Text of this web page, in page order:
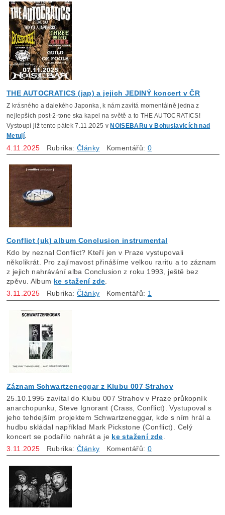
THE AUTOCRATICS (jap) a jejich JEDINÝ koncert v ČR
Z krásného a dalekého Japonka, k nám zavítá momentálně jedna z
nejlepších post-2-tone ska kapel na světě a to THE AUTOCRATICS!
Vystoupí již tento pátek 7.11.2025 vNOISEBARu v Bohuslavicích nad
Metují
4.11.2025 Rubrika:Články Komentářů: 0
Conflict (uk) album Conclusion instrumental
Kdo by neznal Conflict? Kteří jen v Praze vystupovali
několikrát. Pro zajímavost přinášíme velkou raritu a to záznam
z jejich nahrávání alba Conclusion z roku 1993, ještě bez
zpěvu. Album ke stažení zde.
3.11.2025 Rubrika:Články Komentářů: 1
Záznam Schwartzeneggar z Klubu 007 Strahov
25.10.1995 zavítal do Klubu 007 Strahov v Praze průkopník
anarchopunku, Steve Ignorant (Crass, Conflict). Vystupoval s
jeho tehdejším projektem Schwartzeneggar, kde s ním hrál a
hudbu skládal například Mark Pickstone (Conflict). Celý
koncert se podařilo nahrát a je ke stažení zde
3.11.2025 Rubrika:Články Komentářů: 0